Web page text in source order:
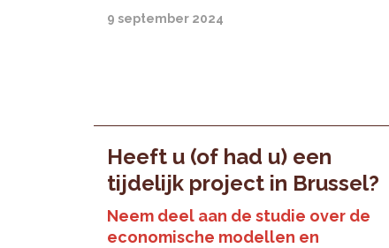
9 september 2024
Heeft u (of had u) een
tijdelijk project in Brussel?
Neem deel aan de studie over de
economische modellen en